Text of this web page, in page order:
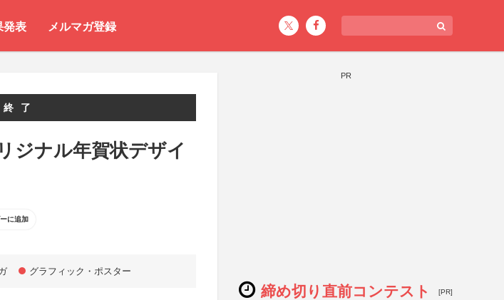
発表 メルマガ登録
了
ジナル年賀状デザイ
に追加
グラフィック・ポスター
PR
締め切り直前コンテスト [PR]